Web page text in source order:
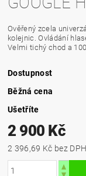
Ověřený zcela
kolejnic. Ovládání
Velmi tichý chod a
Dostupnost
Běžná cena
Ušetříte
2 900 Kč
2 396,69 Kč bez DPH